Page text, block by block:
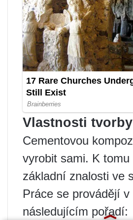
Vlastnosti
Cementovou
vyrobit sami. K
základní znalosti ve
Práce se provádějí v
následujícím pořadí: